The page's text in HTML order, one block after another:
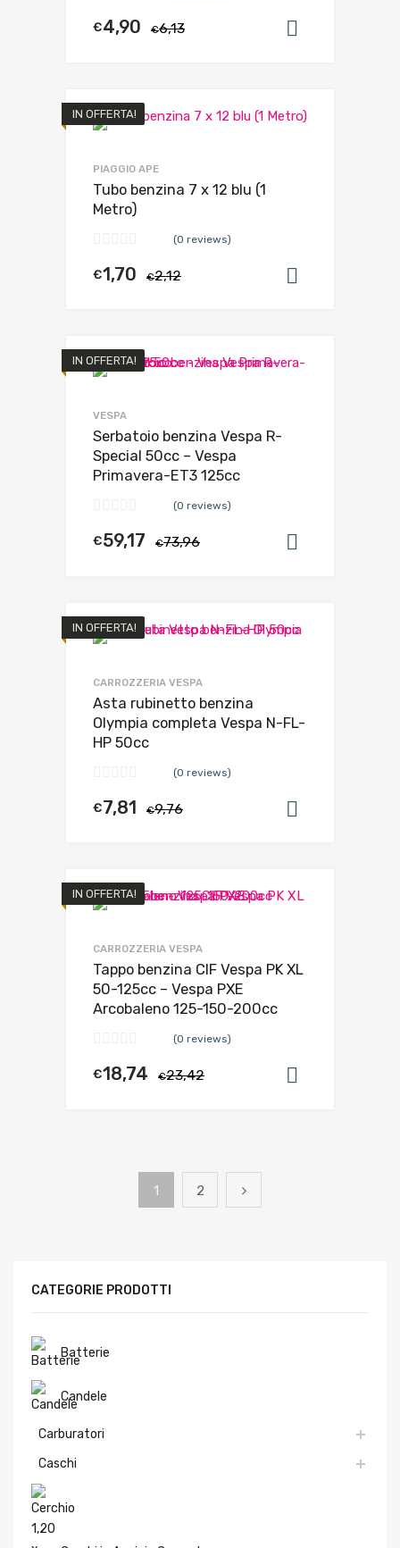
€6,13
€4,90
IN OFFERTA!
PIAGGIO APE
Tubo benzina 7 x 12 blu (1
Metro)
(0 reviews)
€2,12
€1,70
IN OFFERTA!
VESPA
Serbatoio benzina Vespa R-
Special 50cc – Vespa
Primavera-ET3 125cc
(0 reviews)
€73,96
€59,17
IN OFFERTA!
CARROZZERIA VESPA
Asta rubinetto benzina
Olympia completa Vespa N-FL-
HP 50cc
(0 reviews)
€9,76
€7,81
IN OFFERTA!
CARROZZERIA VESPA
Tappo benzina CIF Vespa PK XL
50-125cc – Vespa PXE
Arcobaleno 125-150-200cc
(0 reviews)
€23,42
€18,74
1 2
CATEGORIE PRODOTTI
Batterie
Candele
Carburatori
Caschi